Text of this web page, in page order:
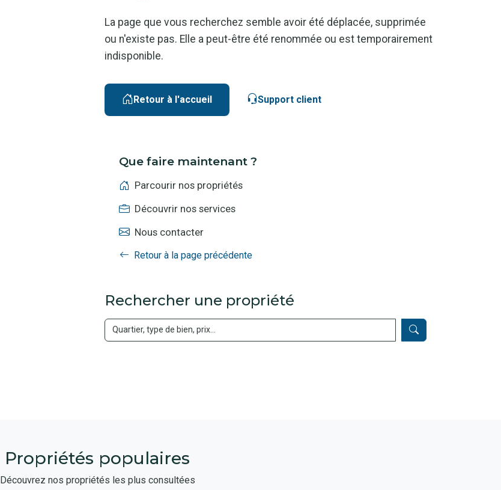
La page que vous recherchez semble avoir été déplacée, supprimée
ou n'existe pas. Elle a peut-être été renommée ou est temporairement
indisponible.
Retour à l'accueil Support client
Que faire maintenant ?
Parcourir nos propriétés
Découvrir nos services
Nous contacter
Retour à la page précédente
Rechercher une propriété
Propriétés populaires
Découvrez nos propriétés les plus consultées